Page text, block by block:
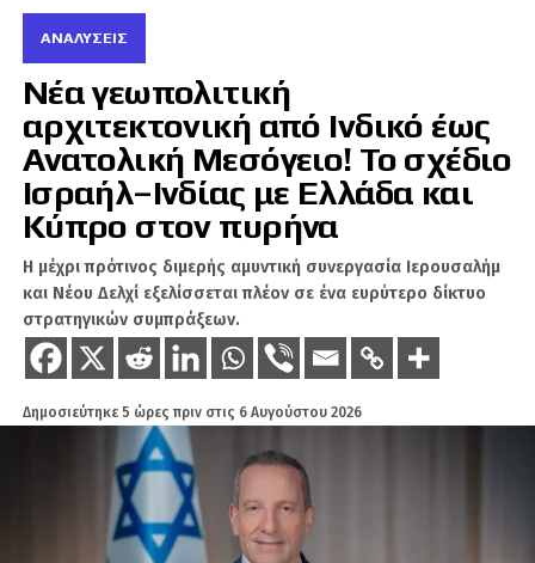
Σε άρθρο που δημοσιεύθηκε στις Ανιχνεύσεις
τοποθετείται το γεγονός σε ένα σχήμα
«κοινωνίας υπό διάλυση»: η νίκη της PSG
παρουσιάζεται ως αφορμή για βίαιες
εκδηλώσεις σε πολλές πόλεις, ενώ η ανάλυση
επιμένει ότι το πρόβλημα δεν είναι μόνο η
δημόσια ασφάλεια, αλλά η αποσάθρωση της
κοινωνικής συνοχής, η κρίση ταυτότητας και η
αδυναμία του γαλλικού κράτους να επιβάλει
κοινό νόμο χωρίς να φαίνεται είτε αδύναμο είτε
αυταρχικό.
Η μεγάλη σύγκρουση είναι ανάμεσα σε δύο
ερμηνείες. Η πρώτη, τύπου Merchet/de
ΑΝΑΛΎΣΕΙΣ
Νέα γεωπολιτική
αρχιτεκτονική από Ινδικό έως
Ανατολική Μεσόγειο! Το σχέδιο
Ισραήλ–Ινδίας με Ελλάδα και
Κύπρο στον πυρήνα
Η μέχρι πρότινος διμερής αμυντική συνεργασία Ιερουσαλήμ
και Νέου Δελχί εξελίσσεται πλέον σε ένα ευρύτερο δίκτυο
στρατηγικών συμπράξεων.
Δημοσιεύτηκε 5 ώρες πριν στις 6 Αυγούστου 2026